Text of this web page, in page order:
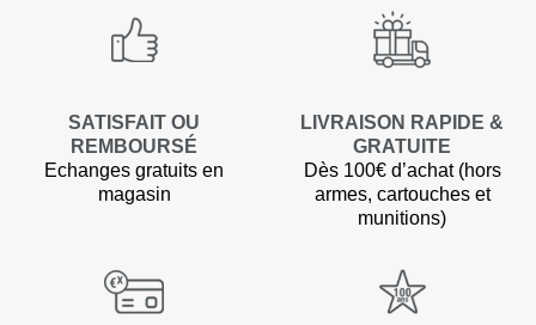
SATISFAIT OU
REMBOURSÉ
Echanges gratuits en
magasin
LIVRAISON RAPIDE &
GRATUITE
Dès 100€ d’achat (hors
armes, cartouches et
munitions)